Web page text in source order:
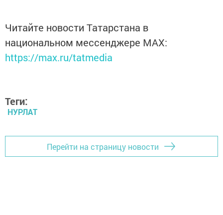
Читайте новости Татарстана в
национальном мессенджере MАХ:
https://max.ru/tatmedia
Теги:
НУРЛАТ
Перейти на страницу новости